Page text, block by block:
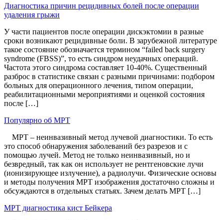
Диагностика причин рецидивных болей после операции
удаления грыжи
У части пациентов после операции дискэктомии в разные
сроки возникают рецидивные боли. В зарубежной литературе
такое состояние обозначается термином “failed back surgery
syndrome (FBSS)”, то есть синдром неудачных операций.
Частота этого синдрома составляет 10-40%. Существенный
разброс в статистике связан с разными причинами: подбором
больных для операционного лечения, типом операции,
реабилитационными мероприятиями и оценкой состояния
после […]
Популярно об МРТ
МРТ – неинвазивный метод лучевой диагностики. То есть
это способ обнаружения заболеваний без разрезов и с
помощью лучей. Метод не только неинвазивный, но и
безвредный, так как он использует не рентгеновские лучи
(ионизирующее излучение), а радиолучи. Физические основы
и методы получения МРТ изображения достаточно сложны и
обсуждаются в отдельных статьях. Зачем делать МРТ […]
МРТ диагностика кист Бейкера